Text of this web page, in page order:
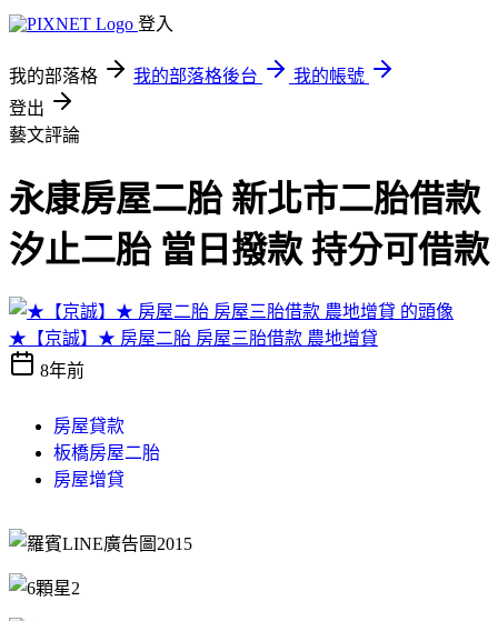
登入
我的部落格 我的部落格後台
我的帳號
登出
藝文評論
永康房屋二胎 新北市二胎借款
汐止二胎 當日撥款 持分可借款
★【京誠】★ 房屋二胎 房屋三胎借款 農地增貸
8年前
房屋貸款
板橋房屋二胎
房屋增貸